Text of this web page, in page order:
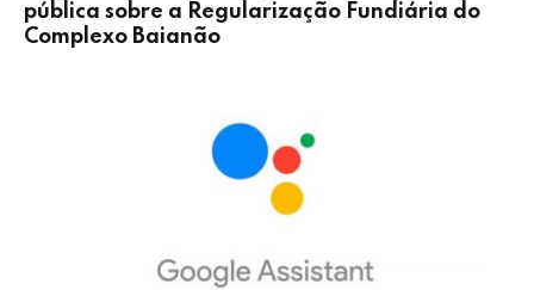
pública sobre a Regularização Fundiária do
Complexo Baianão